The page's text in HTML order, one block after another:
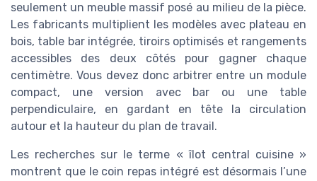
seulement un meuble massif posé au milieu de la pièce.
Les fabricants multiplient les modèles avec plateau en
bois, table bar intégrée, tiroirs optimisés et rangements
accessibles des deux côtés pour gagner chaque
centimètre. Vous devez donc arbitrer entre un module
compact, une version avec bar ou une table
perpendiculaire, en gardant en tête la circulation
autour et la hauteur du plan de travail.
Les recherches sur le terme « îlot central cuisine »
montrent que le coin repas intégré est désormais l’une